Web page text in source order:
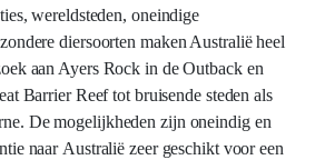
wereldsteden, oneindige
diersoorten maken Australië heel
aan Ayers Rock in de Outback en
Barrier Reef tot bruisende steden als
De mogelijkheden zijn oneindig en
naar Australië zeer geschikt voor een